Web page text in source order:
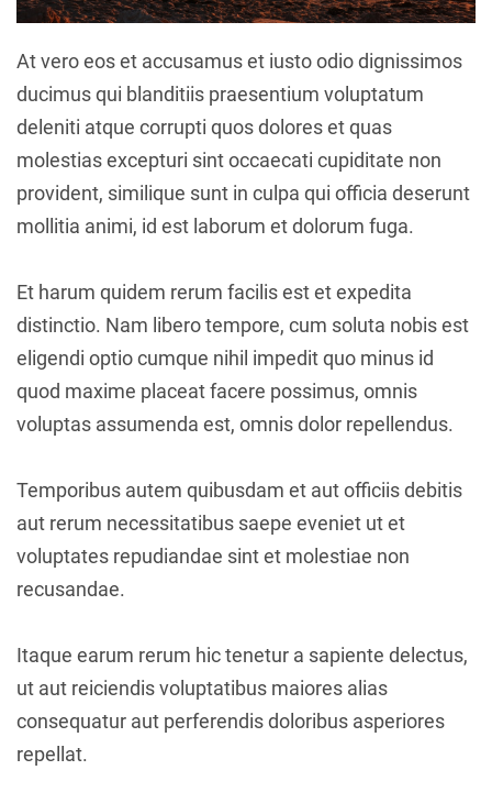
At vero eos et accusamus et iusto odio dignissimos
ducimus qui blanditiis praesentium voluptatum
deleniti atque corrupti quos dolores et quas
molestias excepturi sint occaecati cupiditate non
provident, similique sunt in culpa qui officia deserunt
mollitia animi, id est laborum et dolorum fuga.
Et harum quidem rerum facilis est et expedita
distinctio. Nam libero tempore, cum soluta nobis est
eligendi optio cumque nihil impedit quo minus id
quod maxime placeat facere possimus, omnis
voluptas assumenda est, omnis dolor repellendus.
Temporibus autem quibusdam et aut officiis debitis
aut rerum necessitatibus saepe eveniet ut et
voluptates repudiandae sint et molestiae non
recusandae.
Itaque earum rerum hic tenetur a sapiente delectus,
ut aut reiciendis voluptatibus maiores alias
consequatur aut perferendis doloribus asperiores
repellat.